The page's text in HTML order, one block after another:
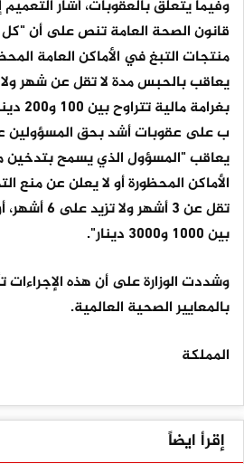
قانون الصحة العامة تنص على أن
منتجات التبغ في الأماكن العامة
ب على عقوبات أشد بحق المسؤولين
يعاقب "المسؤول الذي يسمح بتدخين
الأماكن المحظورة أو لا يعلن عن منع
تقل عن 3 أشهر
بين 1000 و3000 دينار".
وشددت الوزارة على أن هذه الإجراءات
بالمعايير الصحية العالمية.
المملكة
إقرأ ايضاً